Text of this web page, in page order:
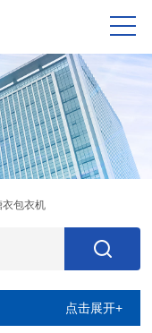
衣包衣机
点击展开+